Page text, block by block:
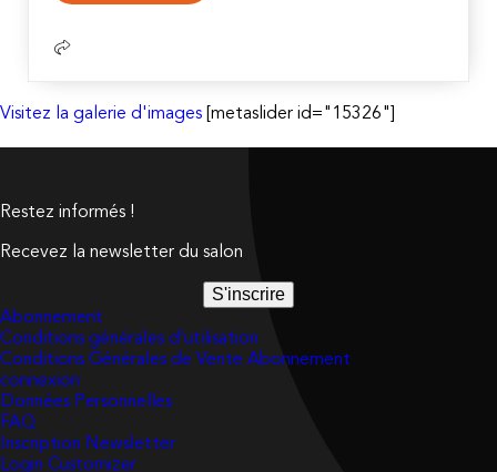
Visitez la galerie d'images [metaslider id="15326"]
Restez informés !
Recevez la newsletter du salon
S'inscrire
Abonnement
Conditions générales d’utilisation
Conditions Générales de Vente Abonnement
connexion
Données Personnelles
FAQ
Inscription Newsletter
Login Customizer